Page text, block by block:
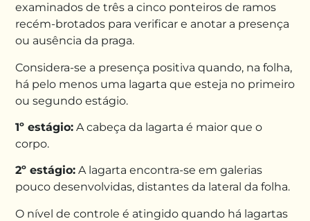
examinados de três a cinco ponteiros de ramos
recém-brotados para verificar e anotar a presença
ou ausência da praga.
Considera-se a presença positiva quando, na folha,
há pelo menos uma lagarta que esteja no primeiro
ou segundo estágio.
1º estágio: Acabeça da lagarta é maior que o
corpo.
2º estágio: A lagarta encontra-se em galerias
pouco desenvolvidas, distantes da lateral da folha.
O nível de controle é atingido quando há lagartas